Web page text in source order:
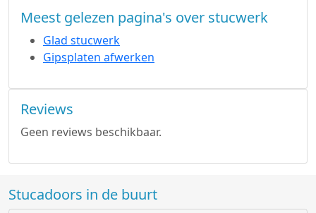
Meest gelezen pagina's over stucwerk
Glad stucwerk
Gipsplaten afwerken
Reviews
Geen reviews beschikbaar.
Stucadoors in de buurt